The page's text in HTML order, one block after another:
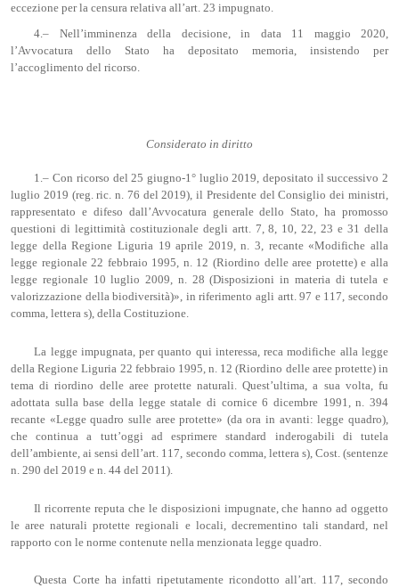
eccezione per la censura relativa all’art. 23 impugnato.
4.– Nell’imminenza della decisione, in data 11 maggio 2020,
l’Avvocatura dello Stato ha depositato memoria, insistendo per
l’accoglimento del ricorso.
Considerato in diritto
1.– Con ricorso del 25 giugno-1° luglio 2019, depositato il successivo 2
luglio 2019 (reg. ric. n. 76 del 2019), il Presidente del Consiglio dei ministri,
rappresentato e difeso dall’Avvocatura generale dello Stato, ha promosso
questioni di legittimità costituzionale degli artt. 7, 8, 10, 22, 23 e 31 della
legge della Regione Liguria 19 aprile 2019, n. 3, recante «Modifiche alla
legge regionale 22 febbraio 1995, n. 12 (Riordino delle aree protette) e alla
legge regionale 10 luglio 2009, n. 28 (Disposizioni in materia di tutela e
valorizzazione della biodiversità)», in riferimento agli artt. 97 e 117, secondo
comma, lettera s), della Costituzione.
La legge impugnata, per quanto qui interessa, reca modifiche alla legge
della Regione Liguria 22 febbraio 1995, n. 12 (Riordino delle aree protette) in
tema di riordino delle aree protette naturali. Quest’ultima, a sua volta, fu
adottata sulla base della legge statale di cornice 6 dicembre 1991, n. 394
recante «Legge quadro sulle aree protette» (da ora in avanti: legge quadro),
che continua a tutt’oggi ad esprimere standard inderogabili di tutela
dell’ambiente, ai sensi dell’art. 117, secondo comma, lettera s), Cost. (sentenze
n. 290 del 2019 e n. 44 del 2011).
Il ricorrente reputa che le disposizioni impugnate, che hanno ad oggetto
le aree naturali protette regionali e locali, decrementino tali standard, nel
rapporto con le norme contenute nella menzionata legge quadro.
Questa Corte ha infatti ripetutamente ricondotto all’art. 117, secondo